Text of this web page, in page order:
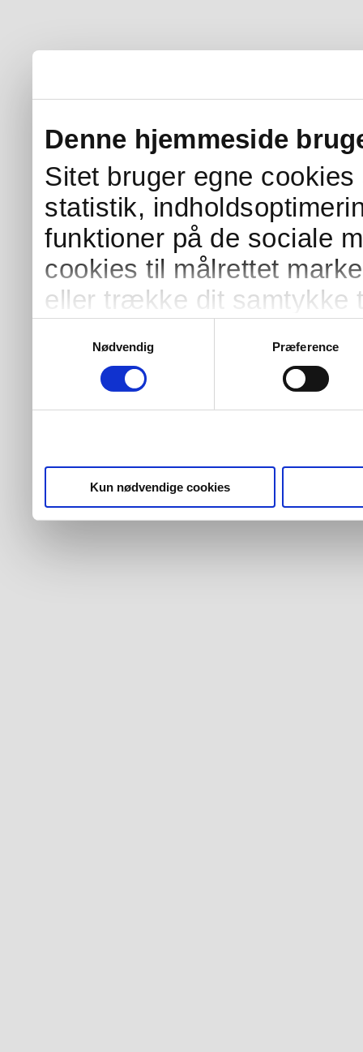
Denne hjemmeside
Sitet bruger egne
statistik,
funktioner på de sociale
cookies til målrettet
eller trække dit samtykke
Nødvendig
Præference
Kun nødvendige cookies